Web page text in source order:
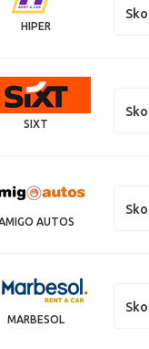
HIPER
SIXT
AUTOS
MARBESOL